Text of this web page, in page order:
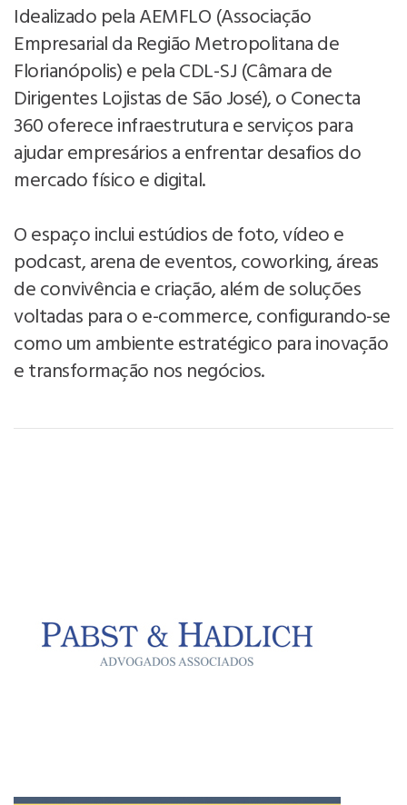
Idealizado pela AEMFLO (Associação
Empresarial da Região Metropolitana de
Florianópolis) e pela CDL-SJ (Câmara de
Dirigentes Lojistas de São José), o Conecta
360 oferece infraestrutura e serviços para
ajudar empresários a enfrentar desafios do
mercado físico e digital.
O espaço inclui estúdios de foto, vídeo e
podcast, arena de eventos, coworking, áreas
de convivência e criação, além de soluções
voltadas para o e-commerce, configurando-se
como um ambiente estratégico para inovação
e transformação nos negócios.